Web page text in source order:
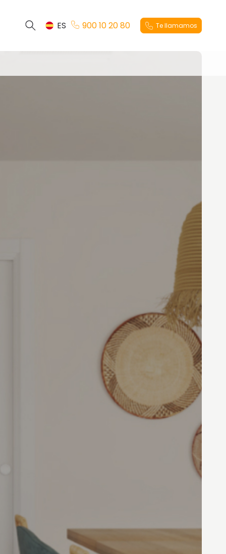
ES 900 10 20 80 Te llamamos